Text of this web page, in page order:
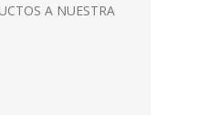
A NUESTRA